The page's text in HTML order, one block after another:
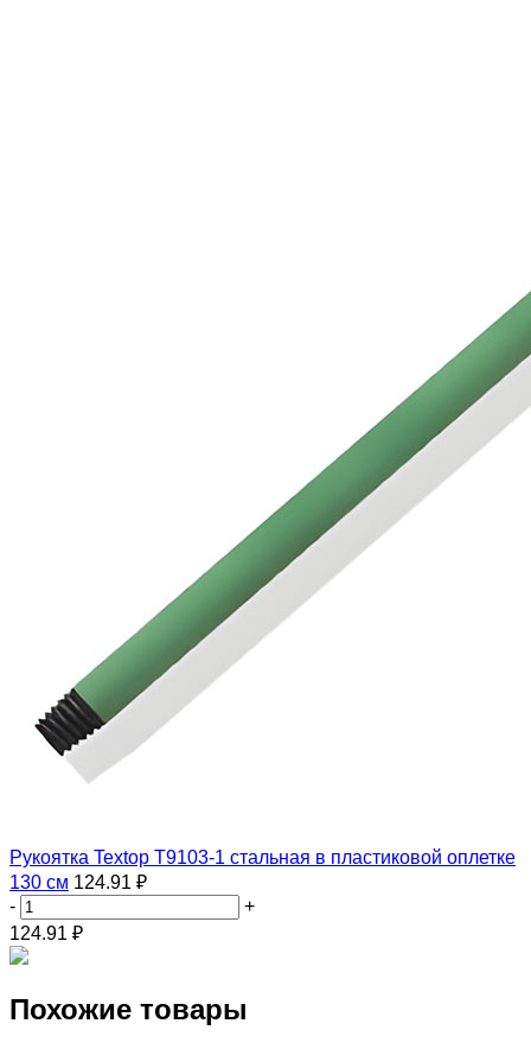
Рукоятка Textop Т9103-1 стальная в пластиковой оплетке
130 см 124.91 ₽
-
+
124.91 ₽
Похожие товары